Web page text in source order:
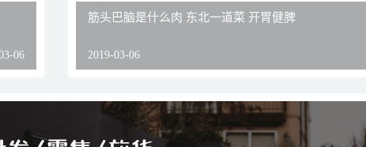
06
筋头巴脑是什么肉 东北一道菜 开胃健脾
2019-03-06